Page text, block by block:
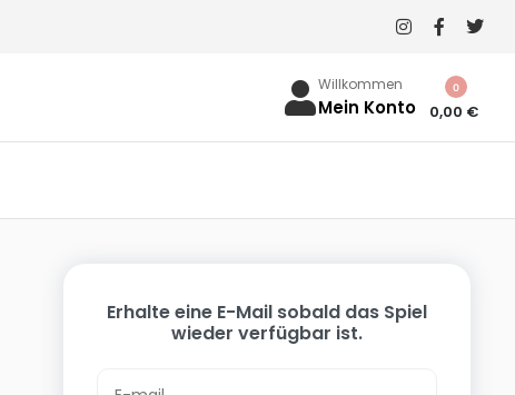
Willkommen
Mein Konto 0,00 €
0
Erhalte eine E-Mail sobald das Spiel
wieder verfügbar ist.